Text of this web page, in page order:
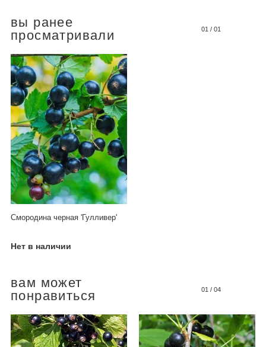
вы ранее
просматривали
01 / 01
Смородина черная 'Гулливер'
Нет в наличии
вам может
понравиться
01 / 04